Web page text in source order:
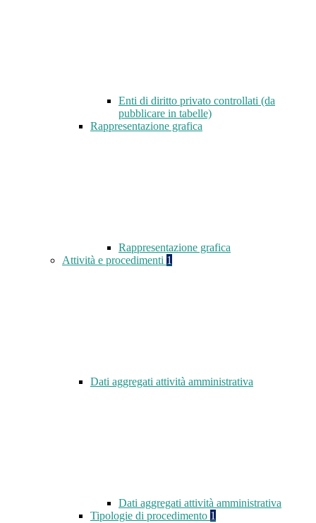
Enti di diritto privato controllati (da
pubblicare in tabelle)
Rappresentazione grafica
Rappresentazione grafica
Attività e procedimenti 1
Dati aggregati attività amministrativa
Dati aggregati attività amministrativa
Tipologie di procedimento 1